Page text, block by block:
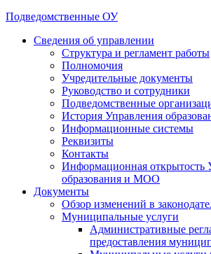
Подведомственные ОУ
Сведения об управлении
Структура и регламент работы
Полномочия
Учредительные документы
Руководство и сотрудники
Подведомственные
История Управления
Информационные системы
Реквизиты
Контакты
Информационная открытость
образования и МОО
Документы
Обзор изменений в
Муниципальные услуги
Административные
предоставления